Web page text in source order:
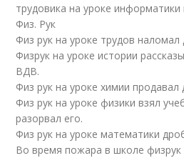
трудовика на уроке
Физ. Рук
Физ рук на уроке трудов наломал
Физрук на уроке истории
ВДВ.
Физ рук на уроке химии
Физ рук на уроке физики взял
разорвал его.
Физ рук на уроке математики
Во время пожара в школе физрук